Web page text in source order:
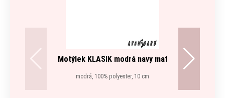
Motýlek KLASIK modrá navy mat
modrá, 100% polyester, 10 cm